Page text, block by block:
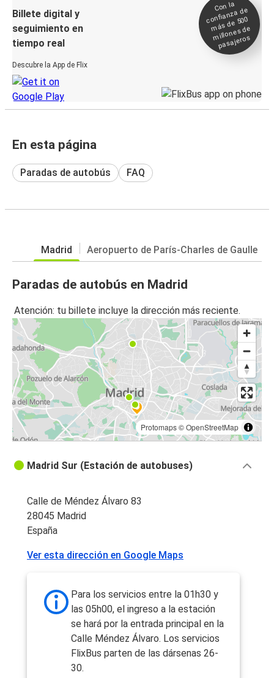
Billete digital y
seguimiento en
tiempo real
Descubre la App de Flix
Con la
confianza de
más de 500
millones de
pasajeros
En esta página
Paradas de autobús FAQ
Madrid Aeropuerto de París-Charles de Gaulle
Paradas de autobús en Madrid
Atención: tu billete incluye la dirección más reciente.
Protomaps©OpenStreetMap
Madrid Sur (Estación de autobuses)
Calle de Méndez Álvaro 83
28045 Madrid
España
Ver esta dirección en Google Maps
Para los servicios entre la 01h30 y
las 05h00, el ingreso a la estación
se hará por la entrada principal en la
Calle Méndez Álvaro. Los servicios
FlixBus parten de las dársenas 26-
30.